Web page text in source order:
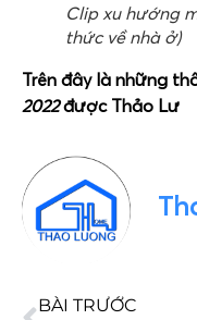
Clip xu hướng
thức về nhà ở)
Trên đây là những
2022được Thảo Lư
BÀI TRƯỚC